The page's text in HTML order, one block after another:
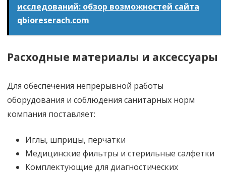
исследований: обзор возможностей сайта
qbioreserach.com
Расходные материалы и аксессуары
Для обеспечения непрерывной работы
оборудования и соблюдения санитарных норм
компания поставляет:
Иглы, шприцы, перчатки
Медицинские фильтры и стерильные салфетки
Комплектующие для диагностических